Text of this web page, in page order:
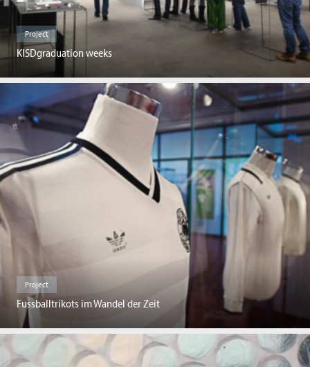
Project
KISDgraduation weeks
Project
Fussballtrikots im Wandel der Zeit